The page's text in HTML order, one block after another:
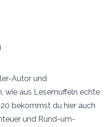
Autor und
wie aus Lesemuffeln echte
bekommst du hier auch
und Rund-um-